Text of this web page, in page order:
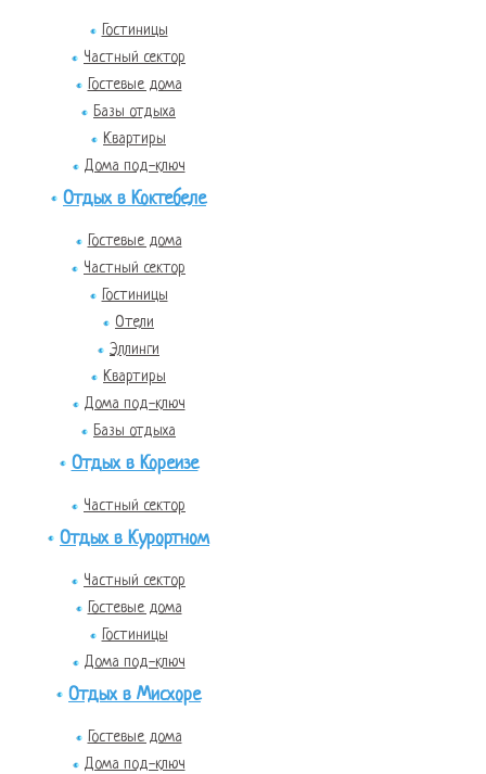
Гостиницы
Частный сектор
Гостевые дома
Базы отдыха
Квартиры
Дома под-ключ
Отдых в Коктебеле
Гостевые дома
Частный сектор
Гостиницы
Отели
Эллинги
Квартиры
Дома под-ключ
Базы отдыха
Отдых в Кореизе
Частный сектор
Отдых в Курортном
Частный сектор
Гостевые дома
Гостиницы
Дома под-ключ
Отдых в Мисхоре
Гостевые дома
Дома под-ключ